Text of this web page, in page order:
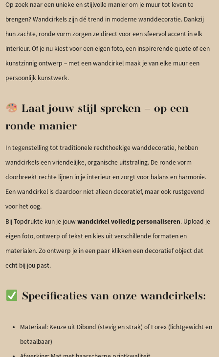
Op zoek naar een unieke en stijlvolle manier om je muur tot leven te
brengen? Wandcirkels zijn dé trend in moderne wanddecoratie. Dankzij
hun zachte, ronde vorm zorgen ze direct voor een sfeervol accent in elk
interieur. Of je nu kiest voor een eigen foto, een inspirerende quote of een
kunstzinnig ontwerp – met een wandcirkel maak je van elke muur een
persoonlijk kunstwerk.
Laat jouw stijl spreken – op een
ronde manier
In tegenstelling tot traditionele rechthoekige wanddecoratie, hebben
wandcirkels een vriendelijke, organische uitstraling. De ronde vorm
doorbreekt rechte lijnen in je interieur en zorgt voor balans en harmonie.
Een wandcirkel is daardoor niet alleen decoratief, maar ook rustgevend
voor het oog.
Bij Topdrukte kun je jouwwandcirkel volledig personaliseren. Upload je
eigen foto, ontwerp of tekst en kies uit verschillende formaten en
materialen. Zo ontwerp je in een paar klikken een decoratief object dat
echt bij jou past.
Specificaties van onze wandcirkels:
Materiaal: Keuze uit Dibond (stevig en strak) of Forex (lichtgewicht en
betaalbaar)